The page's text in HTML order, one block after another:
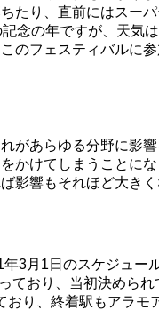
り、直前にはスー
念の年ですが、天
フェスティバルに
あらゆる分野に影
けてしまうことに
響もそれほど大き
3月1日のスケジュ
おり、当初決めら
り、終着駅もアラ